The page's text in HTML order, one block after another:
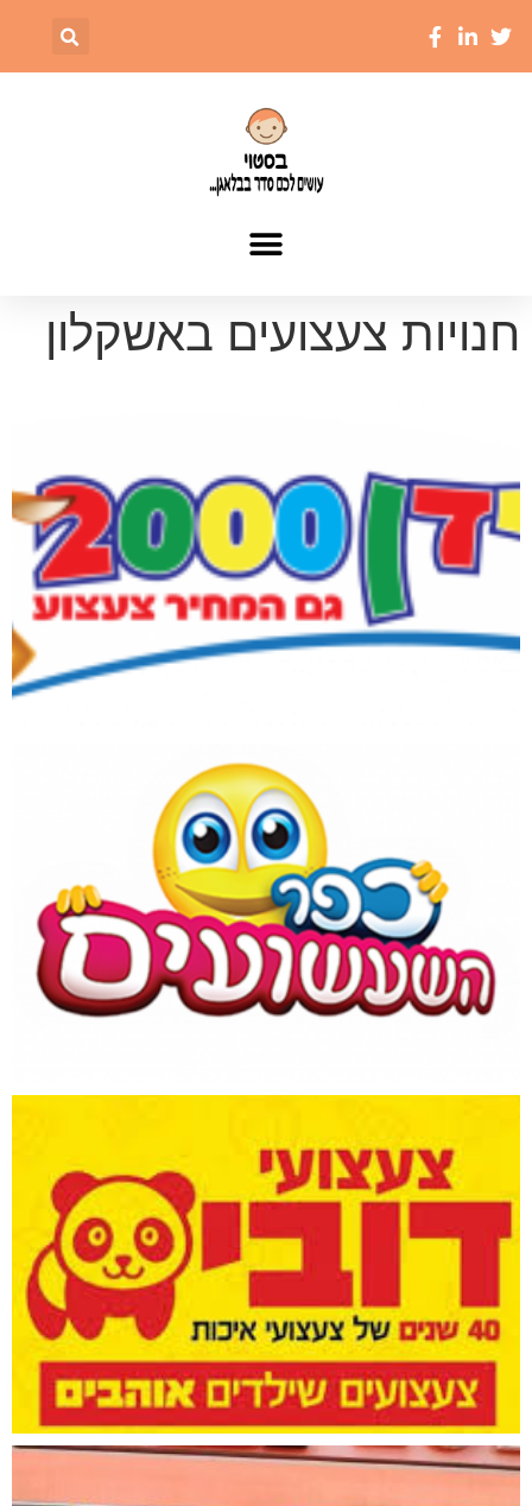
חנויות צעצועים באשקלון